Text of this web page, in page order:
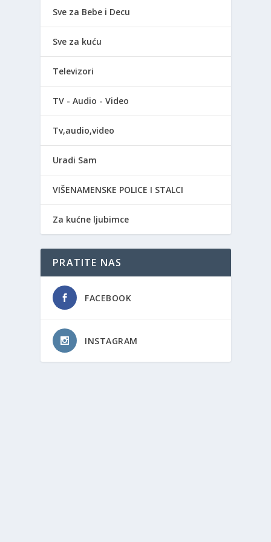
Sve za Bebe i Decu
Sve za kuću
Televizori
TV - Audio - Video
Tv,audio,video
Uradi Sam
VIŠENAMENSKE POLICE I STALCI
Za kućne ljubimce
PRATITE NAS
FACEBOOK
INSTAGRAM